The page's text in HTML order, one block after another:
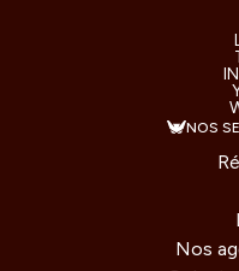
NOS
Nos